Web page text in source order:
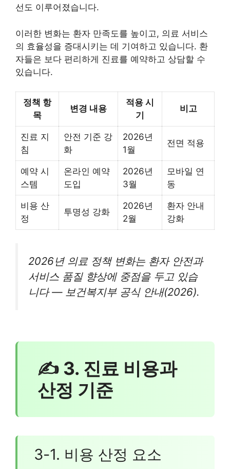
선도 이루어졌습니다.
이러한 변화는 환자 만족도를 높이고, 의료 서비스
의 효율성을 증대시키는 데 기여하고 있습니다. 환
자들은 보다 편리하게 진료를 예약하고 상담할 수
있습니다.
정책 항
목
변경 내용
적용 시
기
비고
진료 지
침
안전 기준 강
화
2026년
1월
전면 적용
예약 시
스템
온라인 예약
도입
2026년
3월
모바일 연
동
비용 산
정
투명성 강화
2026년
2월
환자 안내
강화
2026년 의료 정책 변화는 환자 안전과
서비스 품질 향상에 중점을 두고 있습
니다 — 보건복지부 공식 안내(2026).
✍ 3. 진료 비용과
산정 기준
3-1. 비용 산정 요소